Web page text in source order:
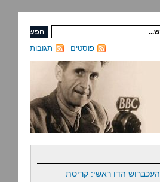
תגובות פוסטים
העכברוש הדו ראשי: קריסת